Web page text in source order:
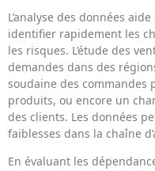
L’analyse des données
identifier rapidement les
les risques. L’étude des
demandes dans des
soudaine des commandes
produits, ou encore un
des clients. Les données
faiblesses dans la chaîne
En évaluant les